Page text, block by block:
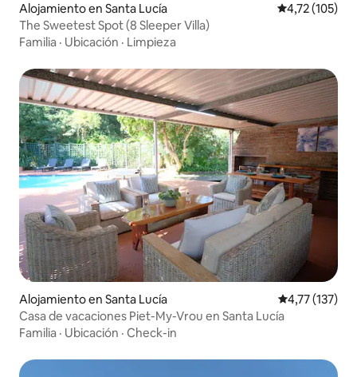
Alojamiento en Santa Lucía Calificación
4,72 (105)
The Sweetest Spot (8 Sleeper Villa)
Familia · Ubicación · Limpieza
Alojamiento en Santa Lucía Calificación
4,77 (137)
Casa de vacaciones Piet-My-Vrou en Santa Lucía
Familia · Ubicación · Check-in